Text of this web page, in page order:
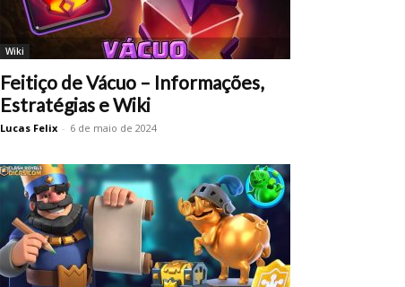
Wiki
Feitiço de Vácuo – Informações,
Estratégias e Wiki
Lucas Felix - 6 de maio de 2024